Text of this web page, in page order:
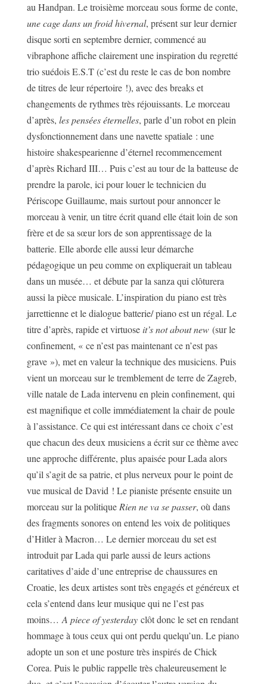
au Handpan. Le troisième morceau sous forme de conte,
une cage dans un froid hivernal, présent sur leur dernier
disque sorti en septembre dernier, commencé au
vibraphone affiche clairement une inspiration du regretté
trio suédois E.S.T (c’est du reste le cas de bon nombre
de titres de leur répertoire !), avec des breaks et
changements de rythmes très réjouissants. Le morceau
d’après, les pensées éternelles, parle d’un robot en plein
dysfonctionnement dans une navette spatiale : une
histoire shakespearienne d’éternel recommencement
d’après Richard III… Puis c’est au tour de la batteuse de
prendre la parole, ici pour louer le technicien du
Périscope Guillaume, mais surtout pour annoncer le
morceau à venir, un titre écrit quand elle était loin de son
frère et de sa sœur lors de son apprentissage de la
batterie. Elle aborde elle aussi leur démarche
pédagogique un peu comme on expliquerait un tableau
dans un musée… et débute par la sanza qui clôturera
aussi la pièce musicale. L’inspiration du piano est très
jarrettienne et le dialogue batterie/ piano est un régal. Le
titre d’après, rapide et virtuose it’s not about new(sur le
confinement, « ce n’est pas maintenant ce n’est pas
grave »), met en valeur la technique des musiciens. Puis
vient un morceau sur le tremblement de terre de Zagreb,
ville natale de Lada intervenu en plein confinement, qui
est magnifique et colle immédiatement la chair de poule
à l’assistance. Ce qui est intéressant dans ce choix c’est
que chacun des deux musiciens a écrit sur ce thème avec
une approche différente, plus apaisée pour Lada alors
qu’il s’agit de sa patrie, et plus nerveux pour le point de
vue musical de David ! Le pianiste présente ensuite un
morceau sur la politiqueRien ne va se passer, où dans
des fragments sonores on entend les voix de politiques
d’Hitler à Macron… Le dernier morceau du set est
introduit par Lada qui parle aussi de leurs actions
caritatives d’aide d’une entreprise de chaussures en
Croatie, les deux artistes sont très engagés et généreux et
cela s’entend dans leur musique qui ne l’est pas
moins…A piece of yesterdayclôt donc le set en rendant
hommage à tous ceux qui ont perdu quelqu’un. Le piano
adopte un son et une posture très inspirés de Chick
Corea. Puis le public rappelle très chaleureusement le